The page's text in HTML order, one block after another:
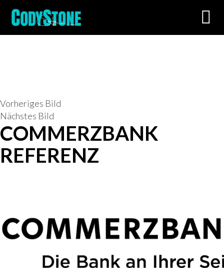
Vorheriges Bild
Nächstes Bild
COMMERZBANK
REFERENZ